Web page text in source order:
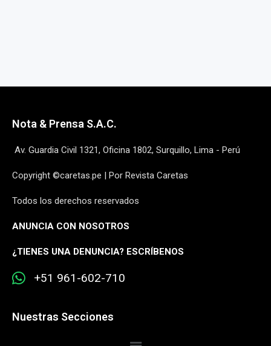
Nota & Prensa S.A.C.
Av. Guardia Civil 1321, Oficina 1802, Surquillo, Lima - Perú
Copyright ©caretas.pe | Por Revista Caretas
Todos los derechos reservados
ANUNCIA CON NOSOTROS
¿TIENES UNA DENUNCIA? ESCRÍBENOS
+51 961-602-710
Nuestras Secciones